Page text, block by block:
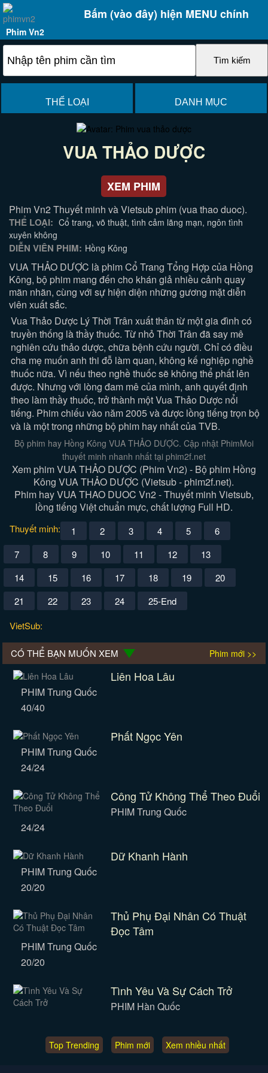
Bấm (vào đây) hiện MENU chính
Phim Vn2
THỂ LOẠI DANH MỤC
VUA THẢO DƯỢC
XEM PHIM
Phim Vn2 Thuyết minh và Vietsub phim (vua thao duoc).
THỂ LOẠI: Cổ trang, võ thuật, tình cảm lãng mạn, ngôn tình
xuyên không
DIỄN VIÊN PHIM: Hồng Kông
VUA THẢO DƯỢC là phim Cổ Trang Tổng Hợp của Hồng
Kông, bộ phim mang đến cho khán giả nhiều cảnh quay
mãn nhãn, cùng với sự hiện diện những gương mặt diễn
viên xuất sắc.
Vua Thảo Dược Lý Thời Trân xuất thân từ một gia đình có
truyền thống là thầy thuốc. Từ nhỏ Thời Trân đã say mê
nghiên cứu thảo dược, chữa bệnh cứu người. Chỉ có điều
cha mẹ muốn anh thi đỗ làm quan, không kế nghiệp nghề
thuốc nữa. Vì nếu theo nghề thuốc sẽ không thể phất lên
được. Nhưng với lòng đam mê của mình, anh quyết định
theo làm thầy thuốc, trở thành một Vua Thảo Dược nổi
tiếng. Phim chiếu vào năm 2005 và được lồng tiếng trọn bộ
và là một trong những bộ phim hay nhất của TVB.
Bộ phim hay Hồng Kông VUA THẢO DƯỢC. Cập nhật PhimMoi
thuyết minh nhanh nhất tại phim2f.net
Xem phim VUA THẢO DƯỢC (Phim Vn2) - Bộ phim Hồng
Kông VUA THẢO DƯỢC (Vietsub - phim2f.net).
Phim hay VUA THAO DUOC Vn2 - Thuyết minh Vietsub,
lồng tiếng Việt chuẩn mực, chất lượng Full HD.
Thuyết minh: 1 2 3 4 5
6
7
8 9 10 11 12
13
14
15 16 17 18 19
20
21
22 23 24
25-End
VietSub:
CÓ THỂ BẠN MUỐN XEM Phim mới >>
Liên Hoa Lâu
PHIM Trung Quốc
40/40
Phất Ngọc Yên
PHIM Trung Quốc
24/24
Công Tử Không Thể Theo Đuổi
PHIM Trung Quốc
24/24
Dữ Khanh Hành
PHIM Trung Quốc
20/20
Thủ Phụ Đại Nhân Có Thuật
Đọc Tâm
PHIM Trung Quốc
20/20
Tình Yêu Và Sự Cách Trở
PHIM Hàn Quốc
Top Trending Phim mới Xem nhiều nhất